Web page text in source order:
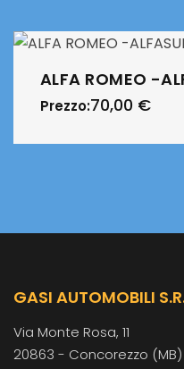
ALFA ROMEO -
Prezzo:70,00 €
GASI AUTOMOBILI
Via Monte Rosa, 11
20863 - Concorezzo (MB)